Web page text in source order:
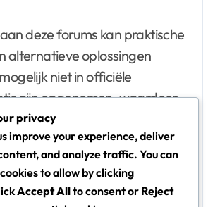
deze forums kan praktische
alternatieve oplossingen
niet in officiële
zijn opgenomen, waardoor
gebruikerservaring wordt
privacy
improve your experience, deliver
and analyze traffic. You can
to allow by clicking
Accept Allto consent or Reject